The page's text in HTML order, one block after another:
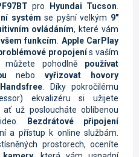
pro Hyundai Tucson
systém se pyšní velkým 9"
ovládáním, které vám
funkcím Apple CarPlay
propojenís vaším
pohodlně používat
nebovyřizovat hovory
. Díky pokročilému
ekvalizéru si užijete
ať už posloucháte oblíbenou
Bezdrátové připojení
a přístup k online službám.
prostorech, oceníte